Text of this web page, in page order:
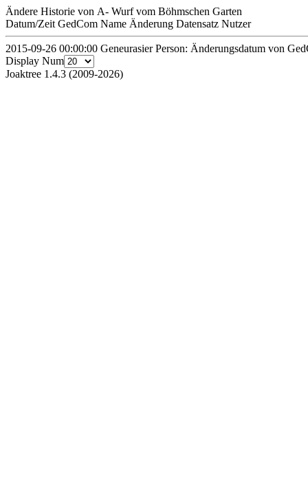
Ändere Historie von A- Wurf vom Böhmschen Garten
Datum/Zeit GedCom Name Änderung Datensatz Nutzer
2015-09-26 00:00:00 Geneurasier Person: Änderungsdatum von
Display Num
Joaktree 1.4.3 (2009-2026)